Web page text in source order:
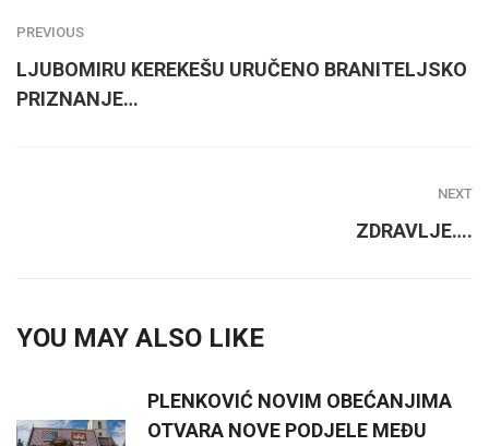
PREVIOUS
LJUBOMIRU KEREKEŠU URUČENO BRANITELJSKO
PRIZNANJE…
NEXT
ZDRAVLJE….
YOU MAY ALSO LIKE
PLENKOVIĆ NOVIM OBEĆANJIMA
OTVARA NOVE PODJELE MEĐU